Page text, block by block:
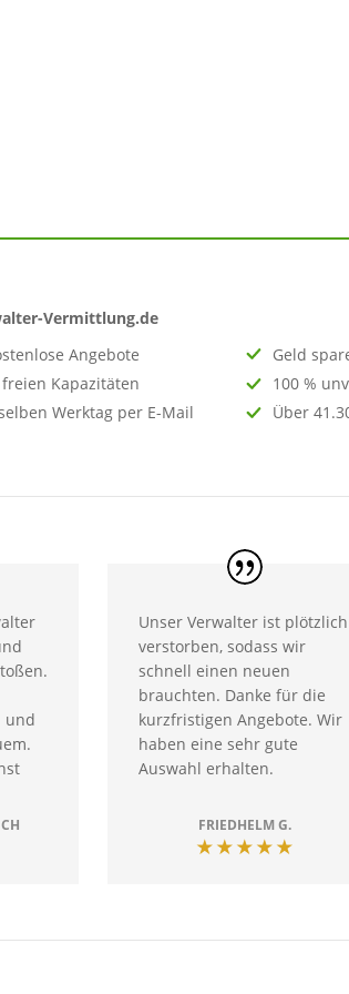
Vermittlung.de
Angebote
Kapazitäten
Werktag per E-Mail
Geld
100 %
Über
und
Unser Verwalter ist plötzlich
verstorben, sodass wir
schnell einen neuen
brauchten. Danke für die
kurzfristigen Angebote. Wir
haben eine sehr gute
Auswahl erhalten.
FRIEDHELM G.
★★★★★